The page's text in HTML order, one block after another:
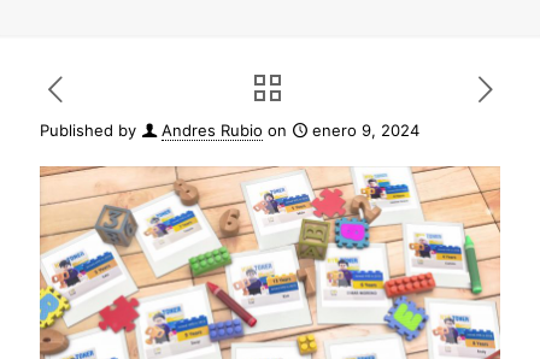
Published by Andres Rubio on enero 9, 2024